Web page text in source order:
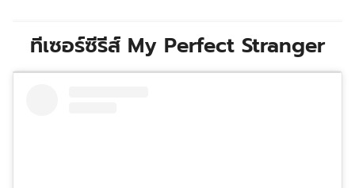
ทีเซอร์ซีรีส์ My Perfect Stranger